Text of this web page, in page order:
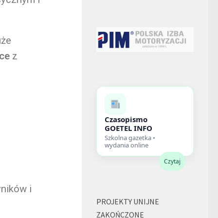
z
i
Czasopismo
GOETEL INFO
Szkolna gazetka •
wydania online
Czytaj
PROJEKTY UNIJNE
ZAKOŃCZONE